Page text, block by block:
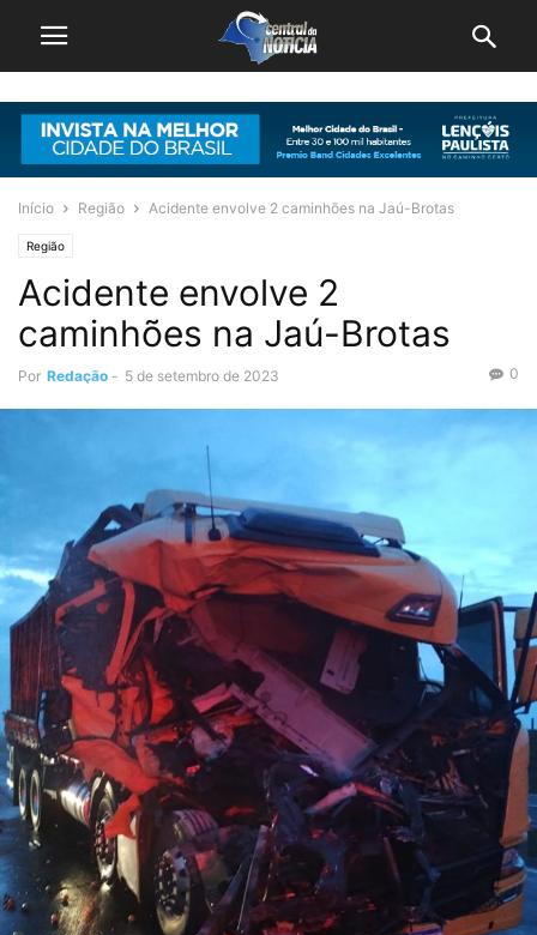
Início Região Acidente envolve 2 caminhões na Jaú-Brotas
Região
Acidente envolve 2
caminhões na Jaú-Brotas
Por Redação - 5 de setembro de 2023 0